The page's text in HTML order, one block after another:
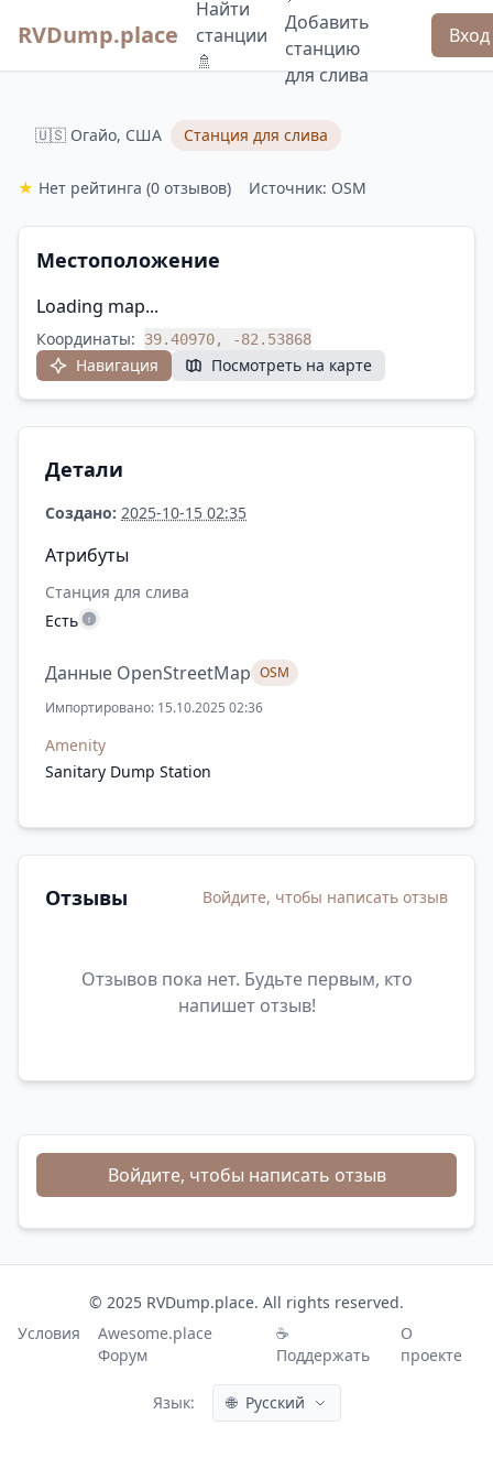
RVDump.place
Найти
станции
🚿
Добавить
станцию
для слива
Вход
🇺🇸 Огайо, США Станция для слива
★ Нет рейтинга (0 отзывов) Источник: OSM
Местоположение
Loading map...
Координаты: 39.40970, -82.53868
Навигация Посмотреть на карте
Детали
Создано: 2025-10-15 02:35
Атрибуты
Станция для слива
Есть
Данные OpenStreetMap OSM
Импортировано: 15.10.2025 02:36
Amenity
Sanitary Dump Station
Отзывы Войдите, чтобы написать отзыв
Отзывов пока нет. Будьте первым, кто
напишет отзыв!
Войдите, чтобы написать отзыв
© 2025 RVDump.place. All rights reserved.
Условия
Awesome.place
Форум
☕
Поддержать
О
проекте
Язык: 🌐 Русский